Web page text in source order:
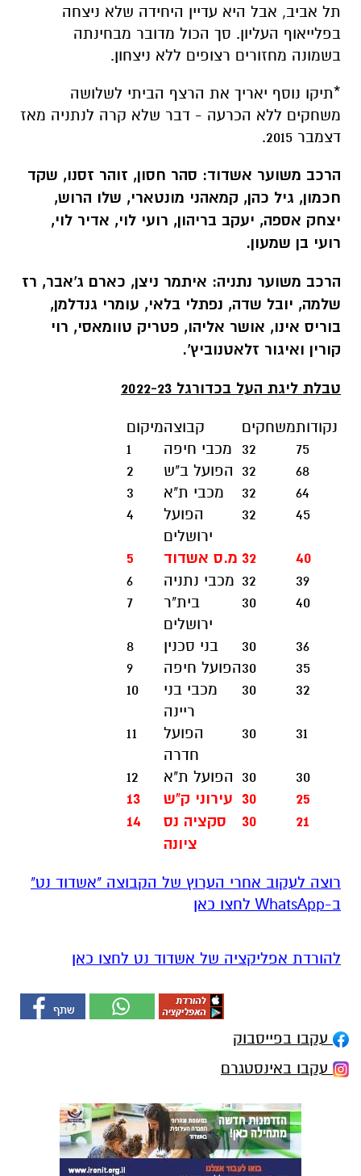
תל אביב, אבל היא עדיין היחידה שלא ניצחה
בפלייאוף העליון. סך הכול מדובר מבחינתה
בשמונה מחזורים רצופים ללא ניצחון.
*תיקו נוסף יאריך את הרצף הביתי לשלושה
משחקים ללא הכרעה - דבר שלא קרה לנתניה מאז
דצמבר 2015.
הרכב משוער אשדוד: סהר חסון, זוהר זסנו, שקד
חכמון, גיל כהן, קמאהני מונטארי, שלו הרוש,
יצחק אספה, יעקב בריהון, רועי לוי, אדיר לוי,
רועי בן שמעון.
הרכב משוער נתניה: איתמר ניצן, כארם ג'אבר, רז
שלמה, יובל שדה, נפתלי בלאי, עומרי גנדלמן,
בוריס אינו, אושר אליהו, פטריק טוומאסי, רוי
קורין ואיגור זלאטנוביץ'.
טבלת ליגת העל בכדורגל 2022-23
נקודותמשחקים קבוצהמיקום
75
32 מכבי חיפה
1
68
32 הפועל ב"ש
2
64
32 מכבי ת"א
3
45
32
הפועל
ירושלים
4
40
32 מ.ס אשדוד 5
39
32 מכבי נתניה
6
40
30
בית"ר
ירושלים
7
36
30 בני סכנין
8
35
30הפועל חיפה
9
32
30
מכבי בני
ריינה
10
31
30
הפועל
חדרה
11
30
30 הפועל ת"א 12
25
30 עירוני ק"ש
13
21
30
סקציה נס
ציונה
14
רוצה לעקוב אחרי הערוץ של הקבוצה "אשדוד נט"
ב-WhatsApp לחצו כאן
להורדת אפליקציה של אשדוד נט לחצו כאן
עקבו בפייסבוק
עקבו באינסטגרם